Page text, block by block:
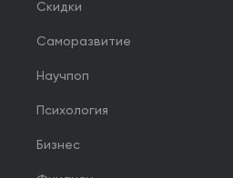
Скидки
Саморазвитие
Научпоп
Психология
Бизнес